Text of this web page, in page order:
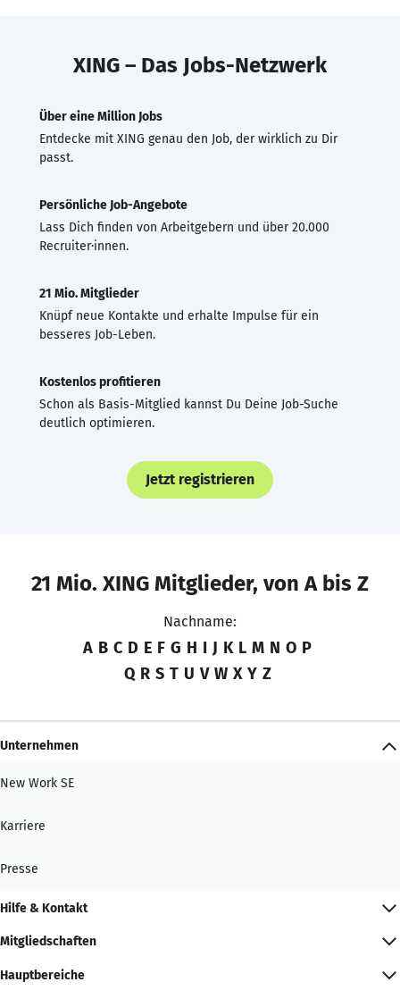
XING – Das Jobs-Netzwerk
Über eine Million Jobs
Entdecke mit XING genau den Job, der wirklich zu Dir
passt.
Persönliche Job-Angebote
Lass Dich finden von Arbeitgebern und über 20.000
Recruiter·innen.
21 Mio. Mitglieder
Knüpf neue Kontakte und erhalte Impulse für ein
besseres Job-Leben.
Kostenlos profitieren
Schon als Basis-Mitglied kannst Du Deine Job-Suche
deutlich optimieren.
Jetzt registrieren
21 Mio. XING Mitglieder, von A bis Z
Nachname:
A B C D E F G H I J K L M N O P
Q R S T U V W X Y Z
Unternehmen
New Work SE
Karriere
Presse
Hilfe & Kontakt
Mitgliedschaften
Hauptbereiche